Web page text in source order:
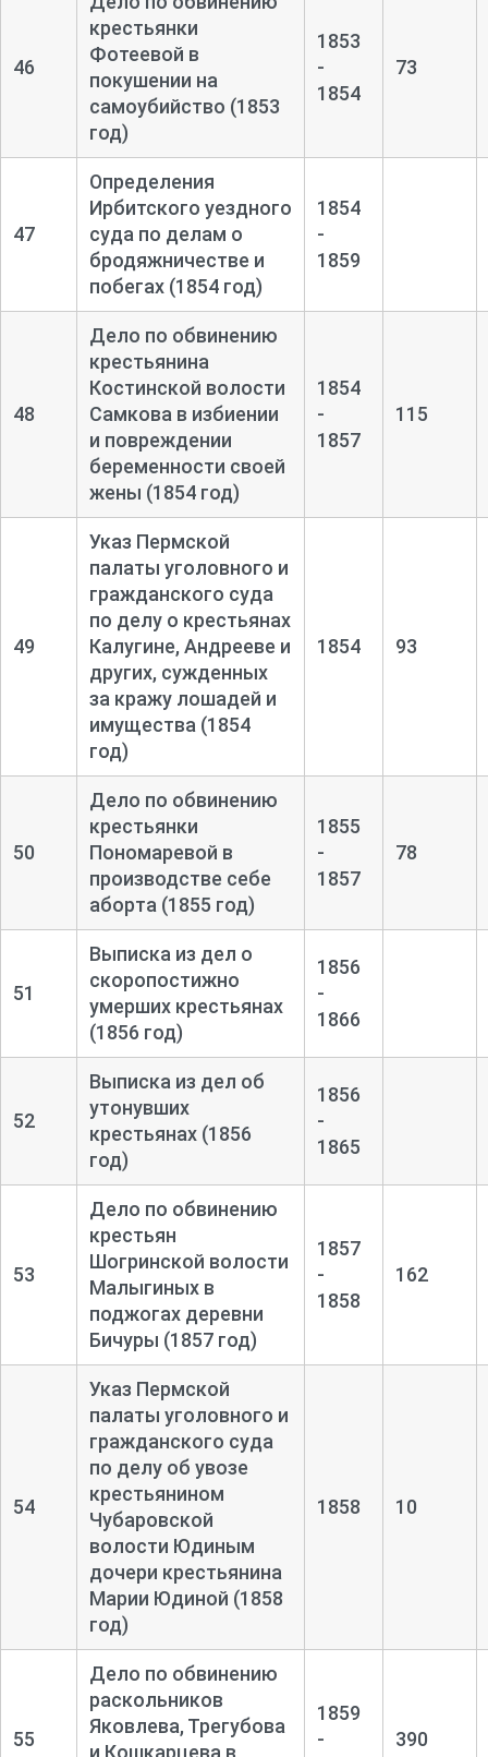
46
крестьянки
Фотеевой в
покушении на
самоубийство (1853
год)
1853
-
1854
73
47
Определения
Ирбитского уездного
суда по делам о
бродяжничестве и
побегах (1854 год)
1854
-
1859
48
Дело по обвинению
крестьянина
Костинской волости
Самкова в избиении
и повреждении
беременности своей
жены (1854 год)
1854
-
1857
115
49
Указ Пермской
палаты уголовного и
гражданского суда
по делу о крестьянах
Калугине, Андрееве и
других, сужденных
за кражу лошадей и
имущества (1854
год)
1854 93
50
Дело по обвинению
крестьянки
Пономаревой в
производстве себе
аборта (1855 год)
1855
-
1857
78
51
Выписка из дел о
скоропостижно
умерших крестьянах
(1856 год)
1856
-
1866
52
Выписка из дел об
утонувших
крестьянах (1856
год)
1856
-
1865
53
Дело по обвинению
крестьян
Шогринской волости
Малыгиных в
поджогах деревни
Бичуры (1857 год)
1857
-
1858
162
54
Указ Пермской
палаты уголовного и
гражданского суда
по делу об увозе
крестьянином
Чубаровской
волости Юдиным
дочери крестьянина
Марии Юдиной (1858
год)
1858 10
55
Дело по обвинению
раскольников
Яковлева, Трегубова
и Кошкарцева в
1859
-
390